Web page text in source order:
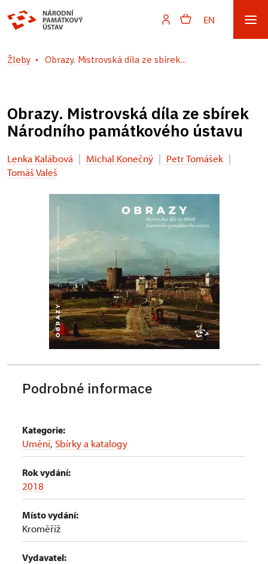
EN
Žleby Obrazy. Mistrovská díla ze sbírek...
Obrazy. Mistrovská díla ze sbírek
Národního památkového ústavu
Lenka Kalábová | Michal Konečný | Petr Tomášek |
Tomáš Valeš
Podrobné informace
Kategorie:
Umění, Sbírky a katalogy
Rok vydání:
2018
Místo vydání:
Kroměříž
Vydavatel: